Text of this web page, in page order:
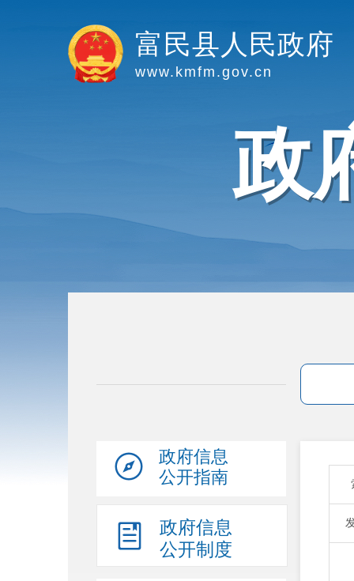
富民县人民政府
www.kmfm.gov.cn
政
政府信息
公开指南
政府信息
公开制度